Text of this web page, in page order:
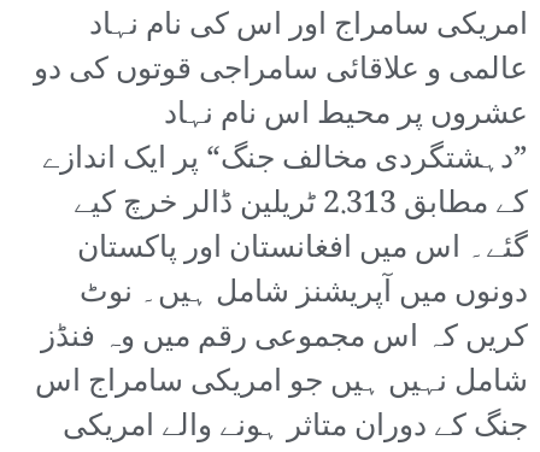
امریکی سامراج اور اس کی نام نہاد
عالمی و علاقائی سامراجی قوتوں کی دو
عشروں پر محیط اس نام نہاد
”دہشتگردی مخالف جنگ“ پر ایک اندازے
کے مطابق 2.313 ٹریلین ڈالر خرچ کیے
گئے۔ اس میں افغانستان اور پاکستان
دونوں میں آپریشنز شامل ہیں۔ نوٹ
کریں کہ اس مجموعی رقم میں وہ فنڈز
شامل نہیں ہیں جو امریکی سامراج اس
جنگ کے دوران متاثر ہونے والے امریکی